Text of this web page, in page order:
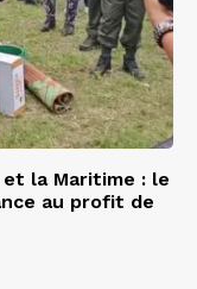
la Maritime : le
au profit de